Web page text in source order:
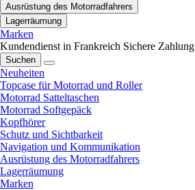
Ausrüstung des Motorradfahrers
Lagerräumung
Marken
Kundendienst in Frankreich Sichere Zahlung
Suchen
Neuheiten
Topcase für Motorrad und Roller
Motorrad Satteltaschen
Motorrad Softgepäck
Kopfhörer
Schutz und Sichtbarkeit
Navigation und Kommunikation
Ausrüstung des Motorradfahrers
Lagerräumung
Marken